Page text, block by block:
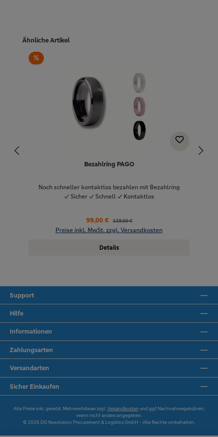
Produktgalerie überspringen
Ähnliche Artikel
%
Bezahlring PAGO
Noch schneller kontaktlos bezahlen mit Bezahlring
✓ Sicher ✓ Schnell ✓ Kontaktlos
99,00 € 119,00 €
Preise inkl. MwSt. zzgl. Versandkosten
Details
Support
Hilfe
Informationen
Zahlungsarten
Versandarten
Sicher Einkaufen
Alle Preise inkl. gesetzl. Mehrwertsteuer zzgl.Versandkosten und ggf. Nachnahmegebühren,
wenn nicht anders angegeben.
© 2026 DG Nexolution Procurement & Logistics GmbH - Alle Rechte vorbehalten.